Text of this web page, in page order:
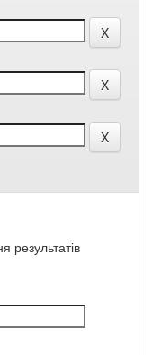
результатів